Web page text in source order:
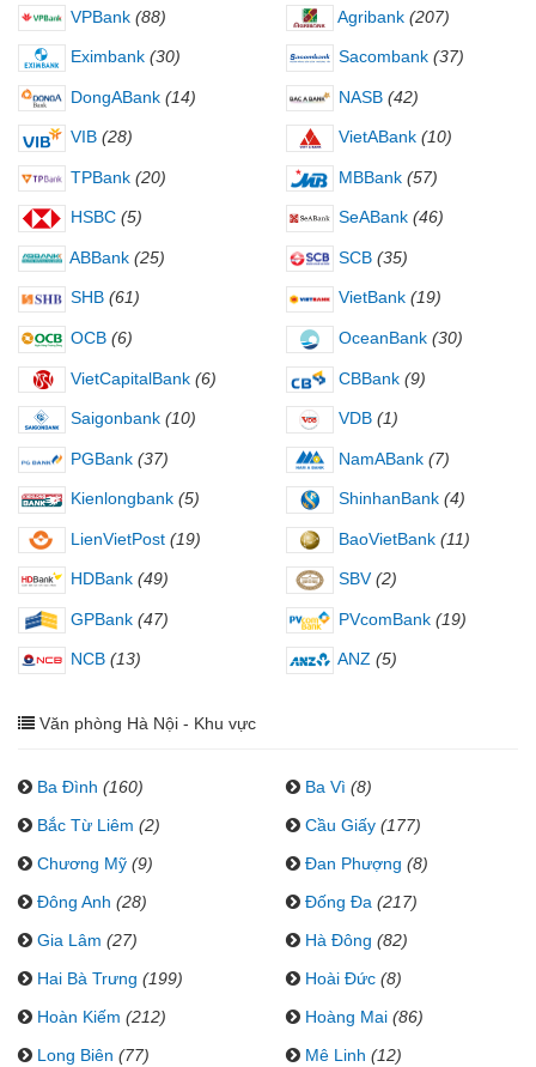
VPBank (88) Agribank (207)
Eximbank (30) Sacombank (37)
DongABank (14) NASB (42)
VIB (28) VietABank (10)
TPBank (20) MBBank (57)
HSBC (5) SeABank (46)
ABBank (25) SCB (35)
SHB (61) VietBank (19)
OCB (6) OceanBank (30)
VietCapitalBank (6) CBBank (9)
Saigonbank (10) VDB (1)
PGBank (37) NamABank (7)
Kienlongbank (5) ShinhanBank (4)
LienVietPost (19) BaoVietBank (11)
HDBank (49) SBV (2)
GPBank (47) PVcomBank (19)
NCB (13) ANZ (5)
Văn phòng Hà Nội - Khu vực
Ba Đình (160) Ba Vì (8)
Bắc Từ Liêm (2) Cầu Giấy (177)
Chương Mỹ (9) Đan Phượng (8)
Đông Anh (28) Đống Đa (217)
Gia Lâm (27) Hà Đông (82)
Hai Bà Trưng (199) Hoài Đức (8)
Hoàn Kiếm (212) Hoàng Mai (86)
Long Biên (77) Mê Linh (12)